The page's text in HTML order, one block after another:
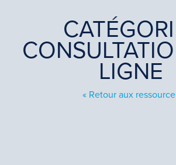
LIGNE
« Retour aux